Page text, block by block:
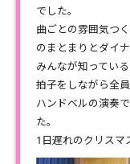
でした。
曲ごとの雰囲気つ
のまとまりとダイ
みんなが知ってい
拍子をしながら全
ハンドベルの演奏
た。
1日遅れのクリスマ